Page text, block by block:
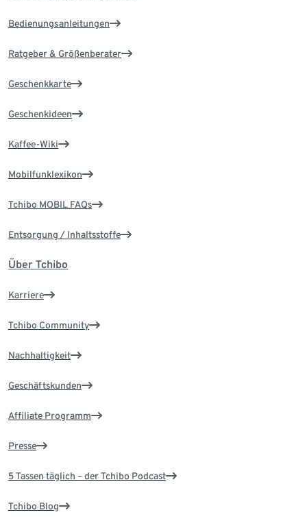
Bedienungsanleitungen
Ratgeber & Größenberater
Geschenkkarte
Geschenkideen
Kaffee-Wiki
Mobilfunklexikon
Tchibo MOBIL FAQs
Entsorgung / Inhaltsstoffe
Über Tchibo
Karriere
Tchibo Community
Nachhaltigkeit
Geschäftskunden
Affiliate Programm
Presse
5 Tassen täglich – der Tchibo Podcast
Tchibo Blog